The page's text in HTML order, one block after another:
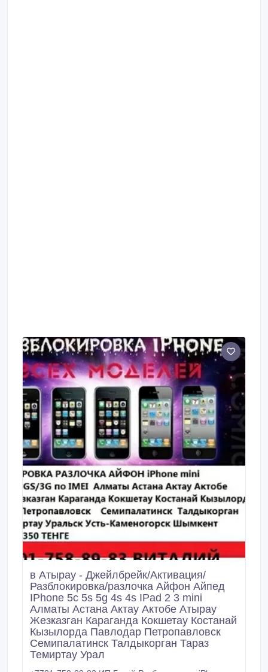
в Атырау - Джейлбрейк/Активация/
Разблокировка/разлочка Айфон Айпед
IPhone 5c 5s 5g 4s 4s IPad 2 3 mini
Алматы Астана Актау Актобе Атырау
Жезказган Караганда Кокшетау Костанай
Кызылорда Павлодар Петропавловск
Семипалатинск Талдыкорган Тараз
Темиртау Урал